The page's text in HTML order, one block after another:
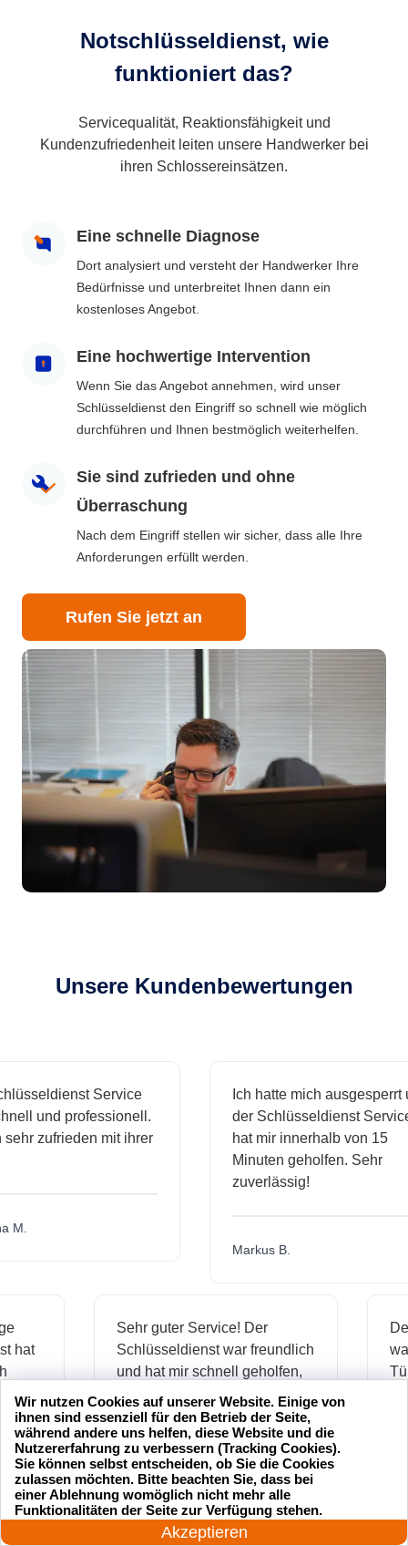
Notschlüsseldienst, wie
funktioniert das?
Servicequalität, Reaktionsfähigkeit und
Kundenzufriedenheit leiten unsere Handwerker bei
ihren Schlossereinsätzen.
Eine schnelle Diagnose
Dort analysiert und versteht der Handwerker Ihre
Bedürfnisse und unterbreitet Ihnen dann ein
kostenloses Angebot.
Eine hochwertige Intervention
Wenn Sie das Angebot annehmen, wird unser
Schlüsseldienst den Eingriff so schnell wie möglich
durchführen und Ihnen bestmöglich weiterhelfen.
Sie sind zufrieden und ohne
Überraschung
Nach dem Eingriff stellen wir sicher, dass alle Ihre
Anforderungen erfüllt werden.
Rufen Sie jetzt an
Unsere Kundenbewertungen
Service
und professionell.
zufrieden mit ihrer
Ich hatte mich ausgesperrt und
der Schlüsseldienst Service
hat mir innerhalb von 15
Minuten geholfen. Sehr
zuverlässig!
Markus B.
hat
Sehr guter Service! Der
Schlüsseldienst war freundlich
und hat mir schnell geholfen,
als ich meine Schlüssel
verloren hatte.
Jonas M.
24 Stunden am Tag
Akzeptieren
Wir nutzen Cookies auf unserer Website. Einige von
ihnen sind essenziell für den Betrieb der Seite,
während andere uns helfen, diese Website und die
Nutzererfahrung zu verbessern (Tracking Cookies).
Sie können selbst entscheiden, ob Sie die Cookies
zulassen möchten. Bitte beachten Sie, dass bei
einer Ablehnung womöglich nicht mehr alle
Funktionalitäten der Seite zur Verfügung stehen.